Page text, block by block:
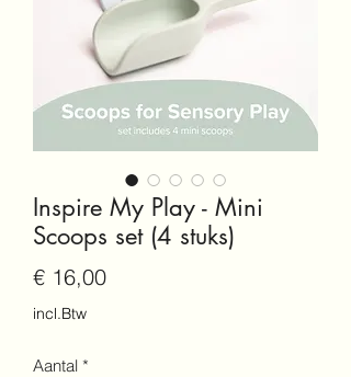
Inspire My Play - Mini
Scoops set (4 stuks)
€ 16,00Prijs
incl.Btw
Aantal *